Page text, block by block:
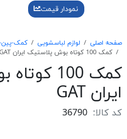
نمودار قیمت
صفحه اصلی لوازم لباسشویی کمک-پین-
كمک 100 كوتاه بوش پلاستيک ايران GAT
كمک 100
ايران GAT
کد کالا: 36790